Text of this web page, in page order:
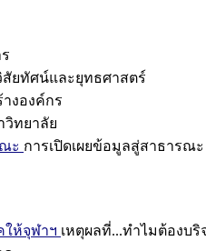
สัยทัศน์และยุทธศาสตร์
งองค์กร
วิทยาลัย
ะ การเปิดเผยข้อมูลสู่สาธารณะ
ให้จุฬาฯ เหตุผลที่...ทำไมต้องบริ